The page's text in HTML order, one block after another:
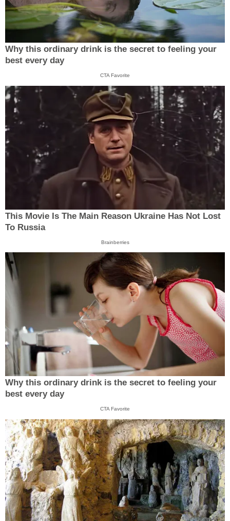
Why this ordinary drink is the secret to feeling your
best every day
CTA Favorite
This Movie Is The Main Reason Ukraine Has Not Lost
To Russia
Brainberries
Why this ordinary drink is the secret to feeling your
best every day
CTA Favorite